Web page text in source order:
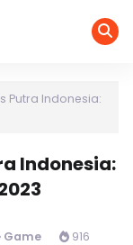
Putra Indonesia:
Indonesia:
Game
916